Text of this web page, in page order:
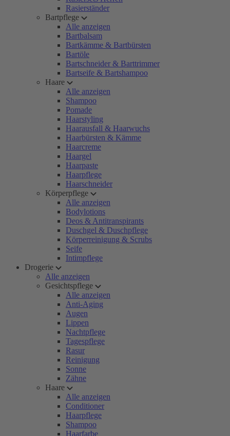
Rasierständer
Bartpflege
Alle anzeigen
Bartbalsam
Bartkämme & Bartbürsten
Bartöle
Bartschneider & Barttrimmer
Bartseife & Bartshampoo
Haare
Alle anzeigen
Shampoo
Pomade
Haarstyling
Haarausfall & Haarwuchs
Haarbürsten & Kämme
Haarcreme
Haargel
Haarpaste
Haarpflege
Haarschneider
Körperpflege
Alle anzeigen
Bodylotions
Deos & Antitranspirants
Duschgel & Duschpflege
Körperreinigung & Scrubs
Seife
Intimpflege
Drogerie
Alle anzeigen
Gesichtspflege
Alle anzeigen
Anti-Aging
Augen
Lippen
Nachtpflege
Tagespflege
Rasur
Reinigung
Sonne
Zähne
Haare
Alle anzeigen
Conditioner
Haarpflege
Shampoo
Haarfarbe